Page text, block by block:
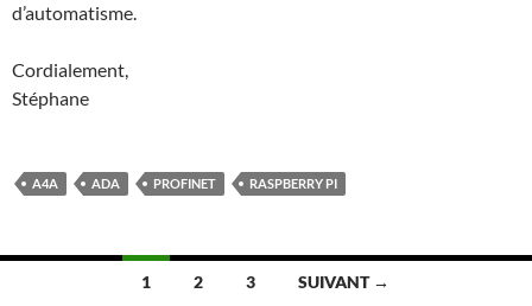
d’automatisme.
Cordialement,
Stéphane
A4A ADA PROFINET RASPBERRY PI
Navigation
1 2 3 SUIVANT →